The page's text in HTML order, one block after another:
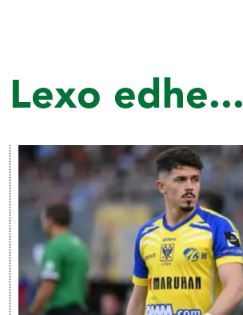
Lexo